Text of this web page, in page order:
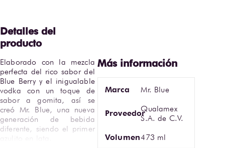
Elaborado con la mezcla
perfecta del rico sabor del
Blue Berry y el inigualable
vodka con un toque de
sabor a gomita, así se
creó Mr. Blue, una nueva
generación de bebida
diferente, siendo el primer
Marca Mr. Blue
ProveedorQualamex
S.A. de C.V.
Volumen473 ml